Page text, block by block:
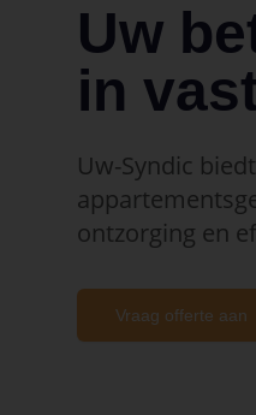
Uw
in
Uw-Syndic
ontzorging en
Vraag offerte aan